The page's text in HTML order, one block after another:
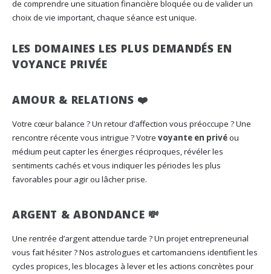
de comprendre une situation financière bloquée ou de valider un
choix de vie important, chaque séance est unique.
LES DOMAINES LES PLUS DEMANDÉS EN
VOYANCE PRIVÉE
AMOUR & RELATIONS ❤️
Votre cœur balance ? Un retour d’affection vous préoccupe ? Une
rencontre récente vous intrigue ? Votre voyante en privéou
médium peut capter les énergies réciproques, révéler les
sentiments cachés et vous indiquer les périodes les plus
favorables pour agir ou lâcher prise.
ARGENT & ABONDANCE 💸
Une rentrée d’argent attendue tarde ? Un projet entrepreneurial
vous fait hésiter ? Nos astrologues et cartomanciens identifient les
cycles propices, les blocages à lever et les actions concrètes pour